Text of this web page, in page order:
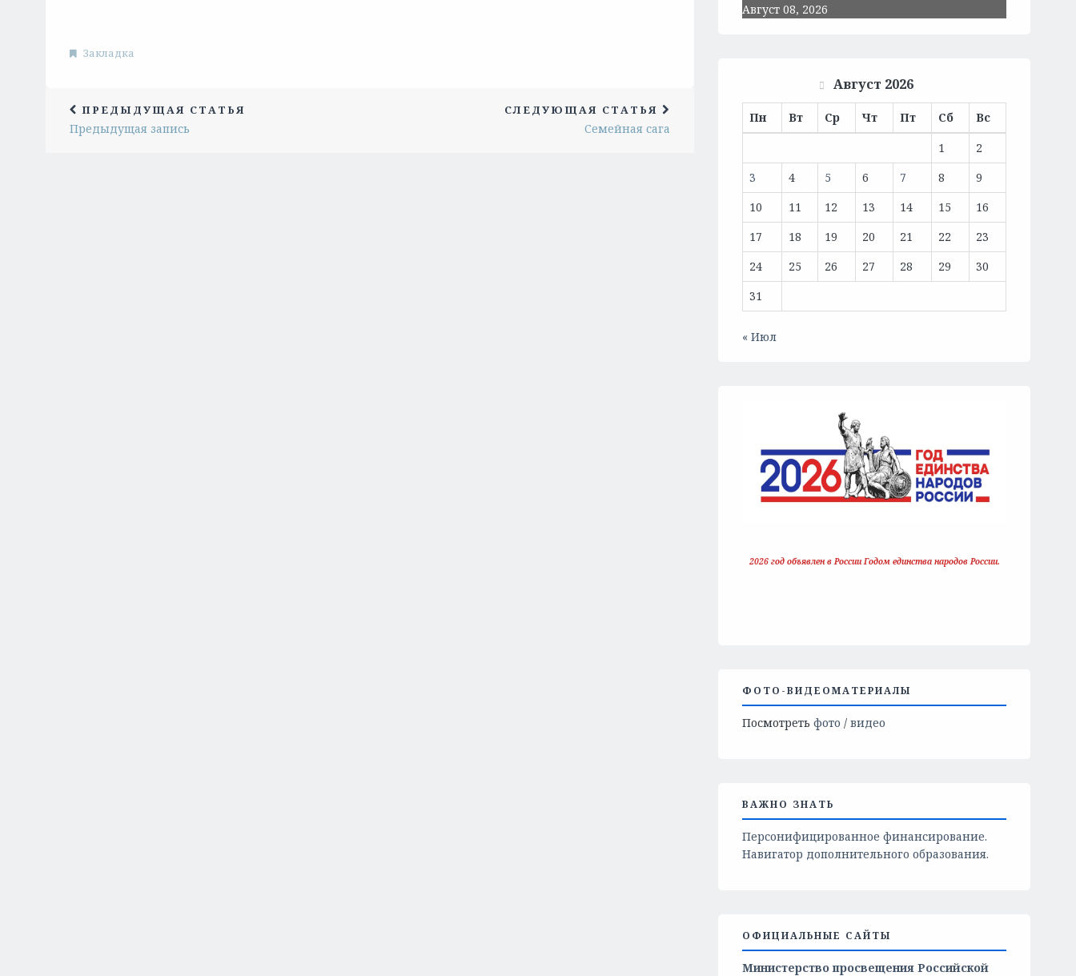
Закладка
ПРЕДЫДУЩАЯ СТАТЬЯ
Предыдущая запись
СЛЕДУЮЩАЯ СТАТЬЯ
Семейная сага
Август 08, 2026
Август 2026
Пн Вт Ср Чт Пт Сб
Вс
1
2
3
4 5 6 7 8
9
10
11 12 13 14 15
16
17
18 19 20 21 22
23
24
25 26 27 28 29
30
31
« Июл
2026 год объявлен в России Годом единства народов России.
ФОТО-ВИДЕОМАТЕРИАЛЫ
Посмотреть фото / видео
ВАЖНО ЗНАТЬ
Персонифицированное финансирование.
Навигатор дополнительного образования.
ОФИЦИАЛЬНЫЕ САЙТЫ
Министерство просвещения Российской